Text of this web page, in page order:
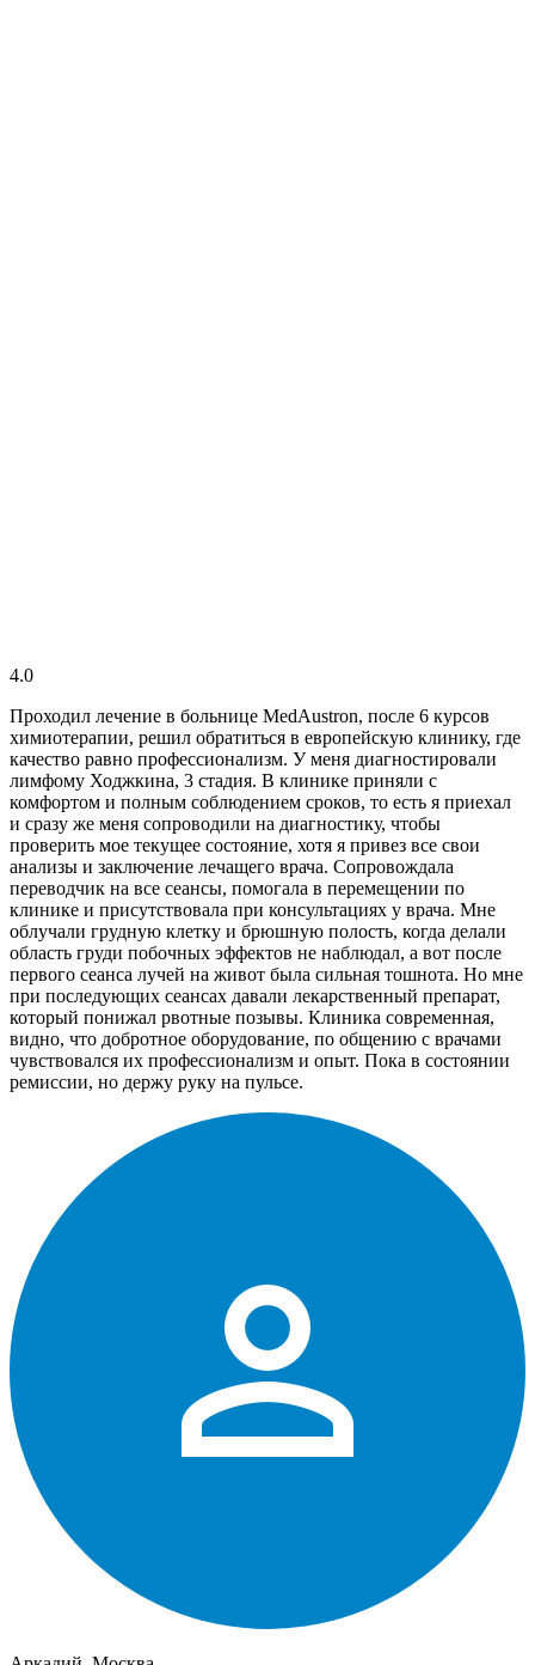
4.0
Проходил лечение в больнице MedAustron, после 6 курсов
химиотерапии, решил обратиться в европейскую клинику, где
качество равно профессионализм. У меня диагностировали
лимфому Ходжкина, 3 стадия. В клинике приняли с
комфортом и полным соблюдением сроков, то есть я приехал
и сразу же меня сопроводили на диагностику, чтобы
проверить мое текущее состояние, хотя я привез все свои
анализы и заключение лечащего врача. Сопровождала
переводчик на все сеансы, помогала в перемещении по
клинике и присутствовала при консультациях у врача. Мне
облучали грудную клетку и брюшную полость, когда делали
область груди побочных эффектов не наблюдал, а вот после
первого сеанса лучей на живот была сильная тошнота. Но мне
при последующих сеансах давали лекарственный препарат,
который понижал рвотные позывы. Клиника современная,
видно, что добротное оборудование, по общению с врачами
чувствовался их профессионализм и опыт. Пока в состоянии
ремиссии, но держу руку на пульсе.